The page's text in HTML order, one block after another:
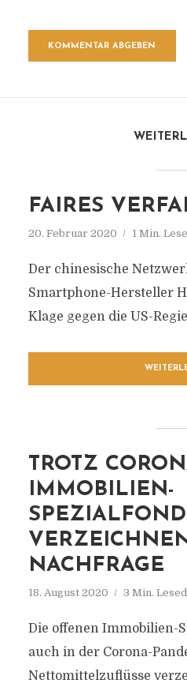
FAIRES
20. Februar 2020 1 Min.
Der chinesische
Smartphone-Hersteller
Klage gegen die US-
TROTZ
IMMOBILIEN-
NACHFRAGE
18. August 2020 3 Min.
Die offenen Immobilien-
auch in der Corona-
Nettomittelzuflüsse